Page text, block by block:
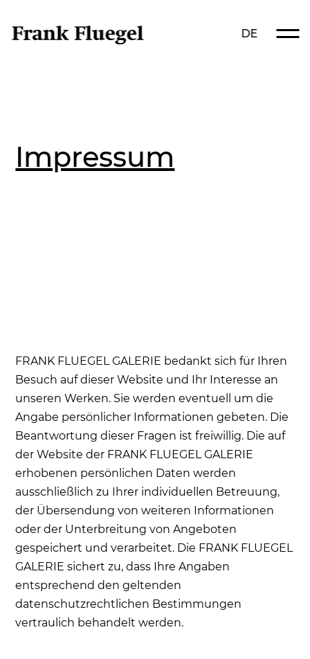
DE
Impressum
FRANK FLUEGEL GALERIE bedankt sich für Ihren
Besuch auf dieser Website und Ihr Interesse an
unseren Werken. Sie werden eventuell um die
Angabe persönlicher Informationen gebeten. Die
Beantwortung dieser Fragen ist freiwillig. Die auf
der Website der FRANK FLUEGEL GALERIE
erhobenen persönlichen Daten werden
ausschließlich zu Ihrer individuellen Betreuung,
der Übersendung von weiteren Informationen
oder der Unterbreitung von Angeboten
gespeichert und verarbeitet. Die FRANK FLUEGEL
GALERIE sichert zu, dass Ihre Angaben
entsprechend den geltenden
datenschutzrechtlichen Bestimmungen
vertraulich behandelt werden.